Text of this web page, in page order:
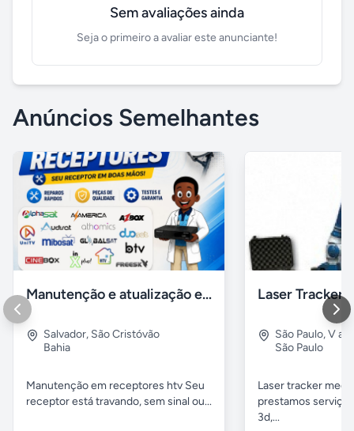
Sem avaliações ainda
Seja o primeiro a avaliar este anunciante!
Anúncios Semelhantes
Manutenção e atualização em receptores Htv em Salvador Ba
Salvador, São Cristóvão
Bahia
Manutenção em receptores htv Seu
receptor está travando, sem sinal ou...
São Paulo,V
São Paulo
Laser tracker
prestamos
3d,...